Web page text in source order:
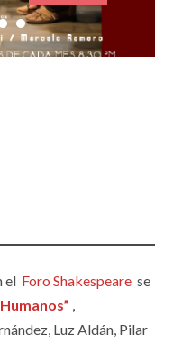
el Foro Shakespeare se
,
Luz Aldán, Pilar